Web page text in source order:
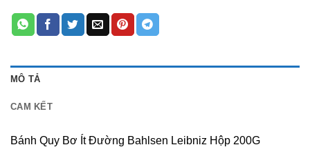
MÔ TẢ
CAM KẾT
Bánh Quy Bơ Ít Đường Bahlsen Leibniz Hộp 200G